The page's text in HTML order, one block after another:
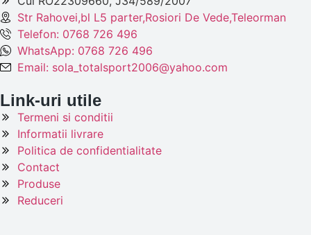
Str Rahovei,bl L5 parter,Rosiori De Vede,Teleorman
Telefon: 0768 726 496
WhatsApp: 0768 726 496
Email: sola_totalsport2006@yahoo.com
Link-uri utile
Termeni si conditii
Informatii livrare
Politica de confidentialitate
Contact
Produse
Reduceri